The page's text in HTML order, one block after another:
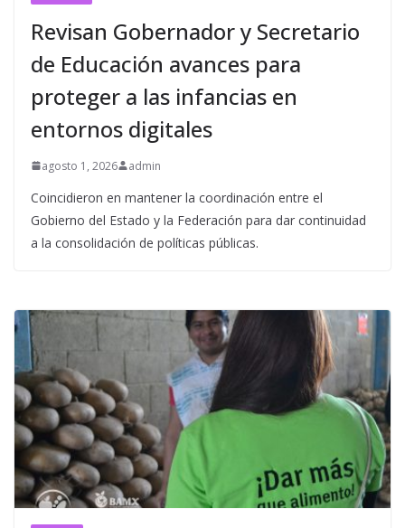
Revisan Gobernador y Secretario
de Educación avances para
proteger a las infancias en
entornos digitales
agosto 1, 2026 admin
Coincidieron en mantener la coordinación entre el
Gobierno del Estado y la Federación para dar continuidad
a la consolidación de políticas públicas.